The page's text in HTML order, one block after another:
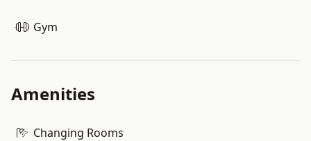
Gym
Amenities
Changing Rooms